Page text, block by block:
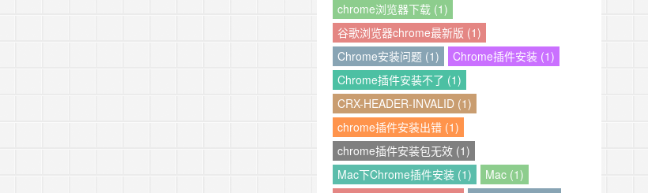
chrome浏览器下载 (1)
谷歌浏览器chrome最新版 (1)
Chrome安装问题 (1)
Chrome插件安装 (1)
Chrome插件安装不了 (1)
CRX-HEADER-INVALID (1)
chrome插件安装出错 (1)
chrome插件安装包无效 (1)
Mac下Chrome插件安装 (1)
Mac (1)